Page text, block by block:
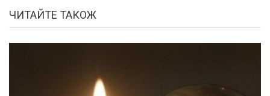
ЧИТАЙТЕ ТАКОЖ